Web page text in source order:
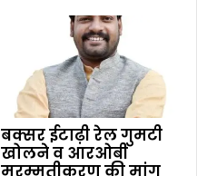
बक्सर ईटाढ़ी रेल गुमटी
खोलने व आरओबी
मरम्मतीकरण की मांग